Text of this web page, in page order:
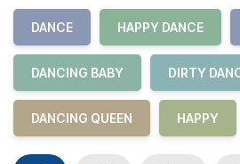
DANCE HAPPY DANCE
DANCING BABY DIRTY
DANCING QUEEN HAPPY